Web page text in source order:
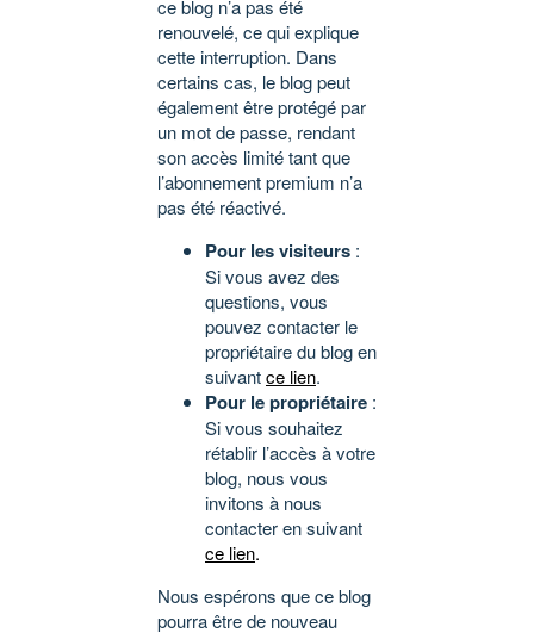
ce blog n’a pas été
renouvelé, ce qui explique
cette interruption. Dans
certains cas, le blog peut
également être protégé par
un mot de passe, rendant
son accès limité tant que
l’abonnement premium n’a
pas été réactivé.
Pour les visiteurs :
Si vous avez des
questions, vous
pouvez contacter le
propriétaire du blog en
suivantce lien.
Pour le propriétaire :
Si vous souhaitez
rétablir l’accès à votre
blog, nous vous
invitons à nous
contacter en suivant
ce lien.
Nous espérons que ce blog
pourra être de nouveau